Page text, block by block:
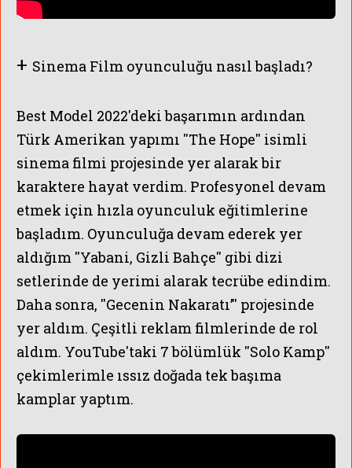
+ Sinema Film oyunculuğu nasıl başladı?
Best Model 2022'deki başarımın ardından
Türk Amerikan yapımı ''The Hope'' isimli
sinema filmi projesinde yer alarak bir
karaktere hayat verdim. Profesyonel devam
etmek için hızla oyunculuk eğitimlerine
başladım. Oyunculuğa devam ederek yer
aldığım ''Yabani, Gizli Bahçe'' gibi dizi
setlerinde de yerimi alarak tecrübe edindim.
Daha sonra, ''Gecenin Nakaratı’'' projesinde
yer aldım. Çeşitli reklam filmlerinde de rol
aldım. YouTube'taki 7 bölümlük ''Solo Kamp''
çekimlerimle ıssız doğada tek başıma
kamplar yaptım.